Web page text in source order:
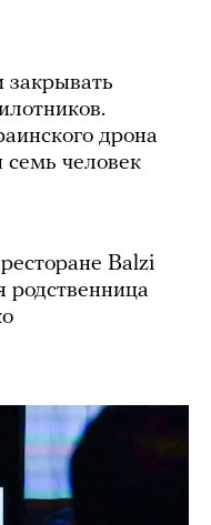
дрона
семь человек
Balzi
родственница